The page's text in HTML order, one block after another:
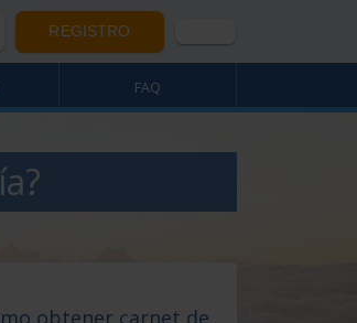
REGISTRO
FAQ
obtener carnet de